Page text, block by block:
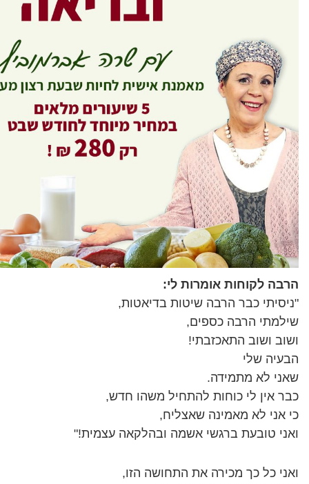
הרבה לקוחות אומרות לי:
"ניסיתי כבר הרבה שיטות בדיאטות,
שילמתי הרבה כספים,
ושוב ושוב התאכזבתי!
הבעיה שלי
שאני לא מתמידה.
כבר אין לי כוחות להתחיל משהו חדש,
כי אני לא מאמינה שאצליח,
ואני טובעת ברגשי אשמה ובהלקאה עצמית!"
ואני כל כך מכירה את התחושה הזו,